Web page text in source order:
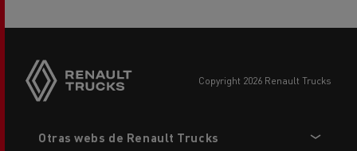
copyright 2026 Renault Trucks
menu
Otras webs de Renault Trucks